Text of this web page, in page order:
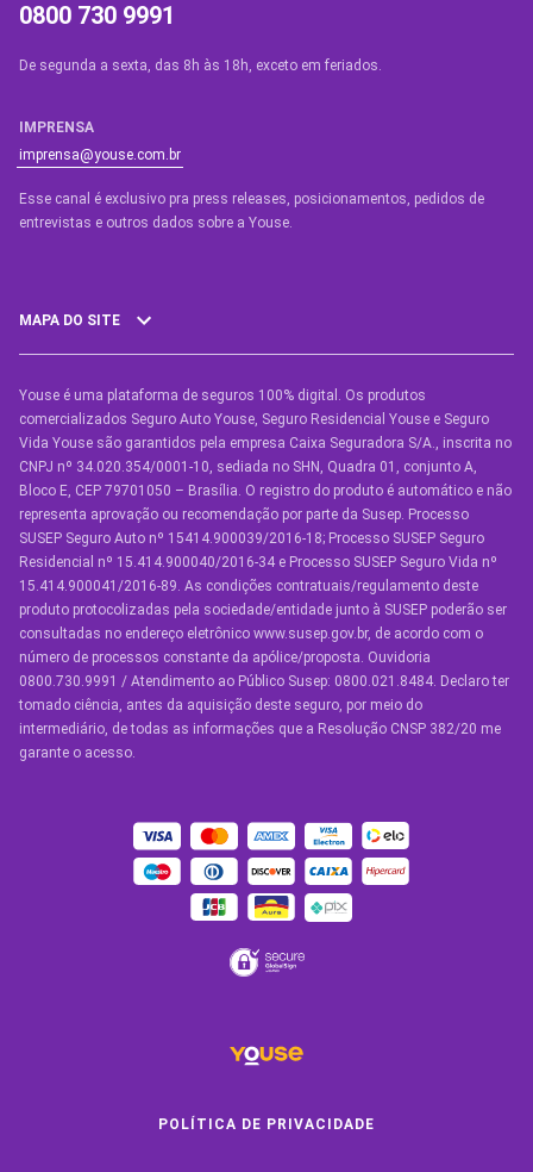
0800 730 9991
De segunda a sexta, das 8h às 18h, exceto em feriados.
IMPRENSA
imprensa@youse.com.br
Esse canal é exclusivo pra press releases, posicionamentos, pedidos de
entrevistas e outros dados sobre a Youse.​
MAPA DO SITE
SEGUROS
Seguro Auto
Seguro Auto para Terceiros
Seguro por Marcas de Carro
Seguro Residencial
Seguro de Vida
Manual de Assistências
Condições Gerais
OUTROS SERVIÇOS
Youse é uma plataforma de seguros 100% digital. Os produtos
comercializados Seguro Auto Youse, Seguro Residencial Youse e Seguro
Vida Youse são garantidos pela empresa Caixa Seguradora S/A., inscrita no
CNPJ nº 34.020.354/0001-10, sediada no SHN, Quadra 01, conjunto A,
Bloco E, CEP 79701050 – Brasília. O registro do produto é automático e não
representa aprovação ou recomendação por parte da Susep. Processo
SUSEP Seguro Auto nº 15414.900039/2016-18; Processo SUSEP Seguro
Residencial nº 15.414.900040/2016-34 e Processo SUSEP Seguro Vida nº
15.414.900041/2016-89. As condições contratuais/regulamento deste
produto protocolizadas pela sociedade/entidade junto à SUSEP poderão ser
consultadas no endereço eletrônico www.susep.gov.br, de acordo com o
número de processos constante da apólice/proposta. Ouvidoria
0800.730.9991 / Atendimento ao Público Susep: 0800.021.8484. Declaro ter
tomado ciência, antes da aquisição deste seguro, por meio do
intermediário, de todas as informações que a Resolução CNSP 382/20 me
garante o acesso.
POLÍTICA DE PRIVACIDADE